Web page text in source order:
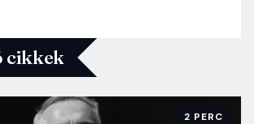
cikkek
2 PERC